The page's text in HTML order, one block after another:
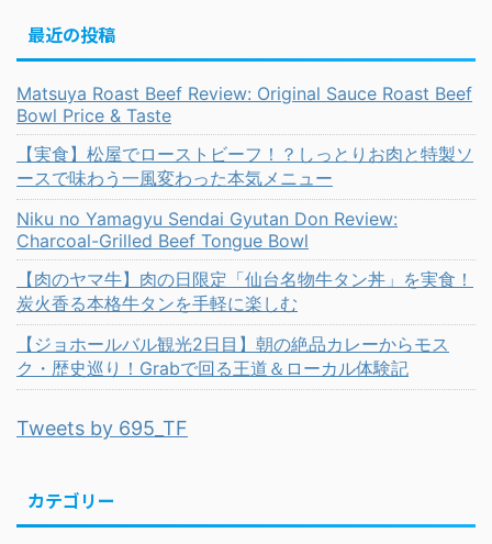
最近の投稿
Matsuya Roast Beef Review: Original Sauce Roast Beef
Bowl Price & Taste
【実食】松屋でローストビーフ！？しっとりお肉と特製ソ
ースで味わう一風変わった本気メニュー
Niku no Yamagyu Sendai Gyutan Don Review:
Charcoal-Grilled Beef Tongue Bowl
【肉のヤマ牛】肉の日限定「仙台名物牛タン丼」を実食！
炭火香る本格牛タンを手軽に楽しむ
【ジョホールバル観光2日目】朝の絶品カレーからモス
ク・歴史巡り！Grabで回る王道＆ローカル体験記
Tweets by 695_TF
カテゴリー